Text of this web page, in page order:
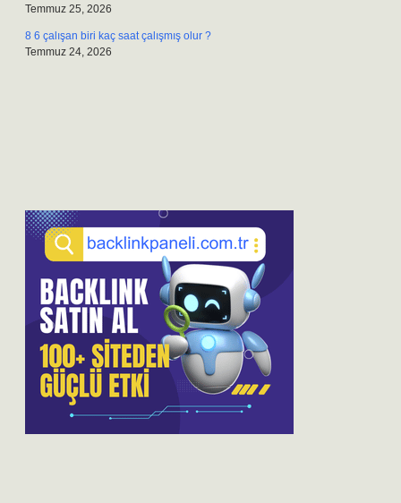
Temmuz 25, 2026
8 6 çalışan biri kaç saat çalışmış olur ?
Temmuz 24, 2026